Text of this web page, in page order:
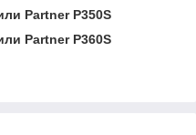
Partner P350S
Partner P360S